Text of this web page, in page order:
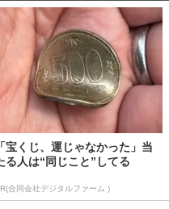
「宝くじ、運じゃなかった」当
る人は“同じこと”してる
合同会社デジタルファーム )